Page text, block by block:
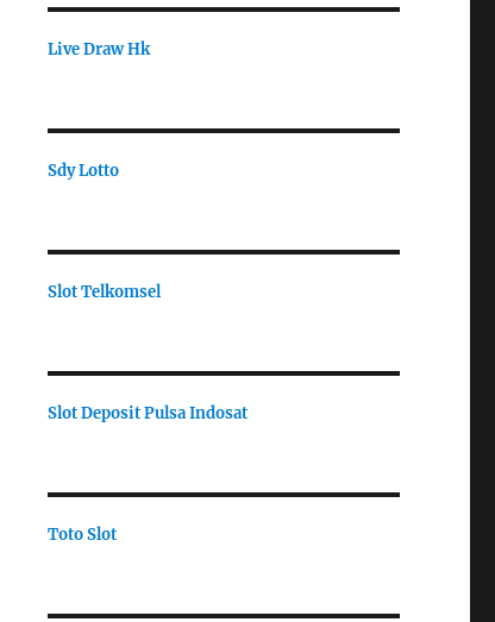
Live Draw Hk
Sdy Lotto
Slot Telkomsel
Slot Deposit Pulsa Indosat
Toto Slot